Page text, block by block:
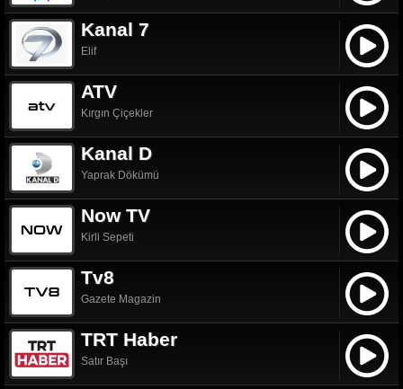
Kanal 7
Elif
ATV
Kırgın Çiçekler
Kanal D
Yaprak Dökümü
Now TV
Kirli Sepeti
Tv8
Gazete Magazin
TRT Haber
Satır Başı